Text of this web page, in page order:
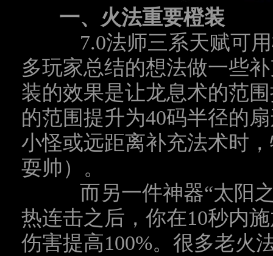
一、火法重要橙装
7.0法师三系天赋可
多玩家总结的想法做一些
装的效果是让龙息术的范
的范围提升为40码半径的
小怪或远距离补充法术时
耍帅）。
而另一件神器“太阳之
热连击之后，你在10秒内
伤害提高100%。很多老火